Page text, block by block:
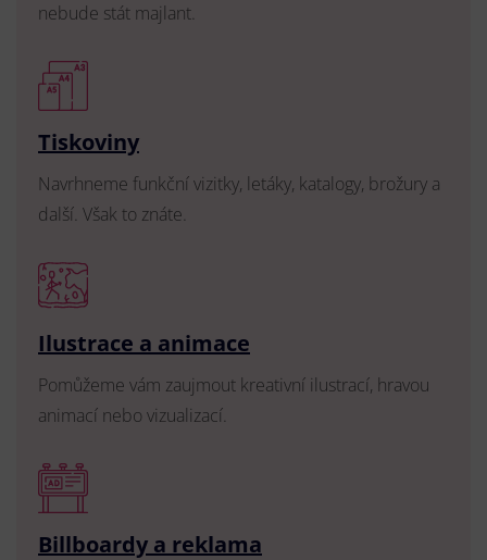
nebude stát majlant.
Tiskoviny
Navrhneme funkční vizitky, letáky, katalogy, brožury a
další. Však to znáte.
Ilustrace a animace
Pomůžeme vám zaujmout kreativní ilustrací, hravou
animací nebo vizualizací.
Billboardy a reklama